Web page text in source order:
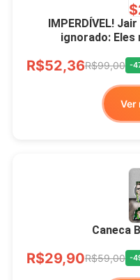
IMPERDÍVEL!
ignorado: Eles
R$52,36R$99,00 -
Ver
Caneca
R$29,90R$59,00 -